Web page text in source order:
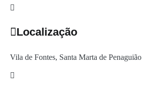
Localização
Vila de Fontes, Santa Marta de Penaguião